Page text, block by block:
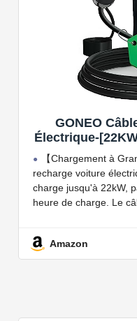
GONEO
Électrique-
Type 2 à Type
Sac de
3/S/X/Y, e-208,
【Chargement à
recharge voiture
charge jusqu'à 22kW,
heure de charge. Le
【Conception
de recharge de type
Amazon